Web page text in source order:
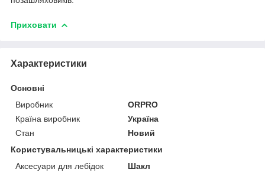
Приховати
Характеристики
Основні
Виробник
ORPRO
Країна виробник
Україна
Стан
Новий
Користувальницькі характеристики
Аксесуари для лебідок
Шакл